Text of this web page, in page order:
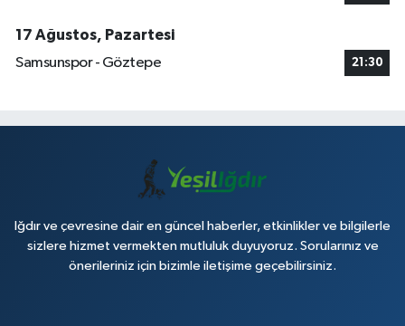
17 Ağustos, Pazartesi
Samsunspor - Göztepe
21:30
Iğdır ve çevresine dair en güncel haberler, etkinlikler ve bilgilerle
sizlere hizmet vermekten mutluluk duyuyoruz. Sorularınız ve
önerileriniz için bizimle iletişime geçebilirsiniz.